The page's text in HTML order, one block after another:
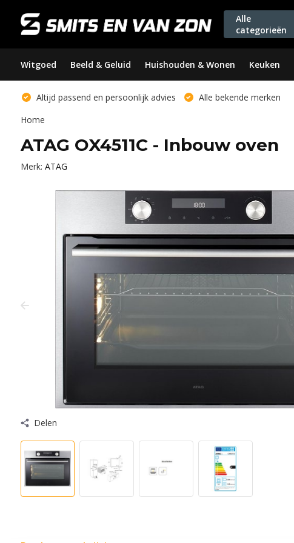
Alle
categorieën
Witgoed Beeld & Geluid Huishouden & Wonen Keuken
Altijd passend en persoonlijk advies
Alle bekende merken
Home
ATAG OX4511C - Inbouw oven
Merk: ATAG
Delen